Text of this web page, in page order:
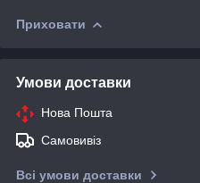
Приховати
Умови доставки
Нова Пошта
Самовивіз
Всі умови доставки